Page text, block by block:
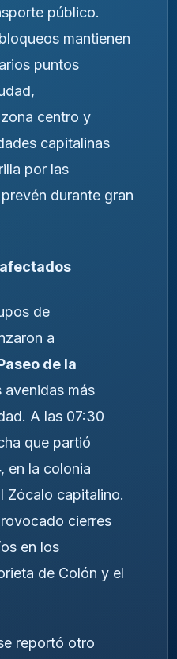
público.
mantienen
puntos
centro y
capitalinas
por las
durante gran
de
a
de la
avenidas más
A las 07:30
que partió
en la colonia
Zócalo capitalino.
cierres
en los
de Colón y el
reportó otro